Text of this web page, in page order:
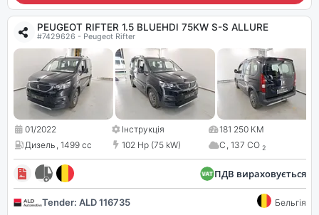
PEUGEOT RIFTER 1.5 BLUEHDI 75KW S-S ALLURE
#7429626 - Peugeot Rifter
01/2022 Інструкція
181 250 КМ
Дизель, 1499 cc 102 Hp (75 kW) C, 137 CO 2
ПДВ вираховується
Tender: ALD 116735 Бельгія